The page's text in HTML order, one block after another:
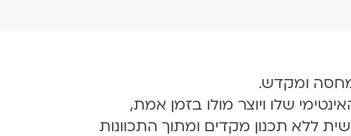
ומקדש.
שלו ויוצר מולו בזמן אמת,
ללא תכנון מקדים ומתוך התכוונות